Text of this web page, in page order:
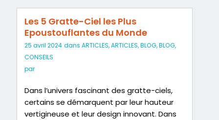
Les 5 Gratte-Ciel les Plus
Epoustouflantes du Monde
25 avril 2024 dans ARTICLES,ARTICLES,BLOG,BLOG,
CONSEILS
par
Dans l’univers fascinant des gratte-ciels,
certains se démarquent par leur hauteur
vertigineuse et leur design innovant. Dans